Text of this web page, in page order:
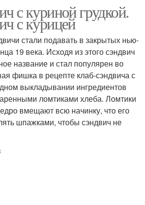
с куриной грудкой.
с курицей
стали подавать в закрытых нью-
19 века. Исходя из этого сэндвич
название и стал популярен во
фишка в рецепте клаб-сэндвича с
выкладывании ингредиентов
ломтиками хлеба. Ломтики
вмещают всю начинку, что его
шпажками, чтобы сэндвич не